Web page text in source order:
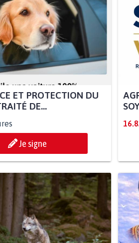
ET PROTECTION DU
DE...
Je signe